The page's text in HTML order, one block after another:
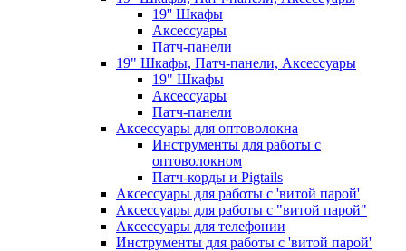
19'' Шкафы
Аксессуары
Патч-панели
19" Шкафы, Патч-панели, Аксессуары
19" Шкафы
Аксессуары
Патч-панели
Аксессуары для оптоволокна
Инструменты для работы с
оптоволокном
Патч-корды и Pigtails
Аксессуары для работы с 'витой парой'
Аксессуары для работы с "витой парой"
Аксессуары для телефонии
Инструменты для работы с 'витой парой'